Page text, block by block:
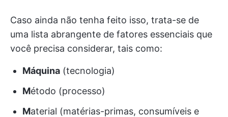
Caso ainda não tenha feito isso, trata-se de
uma lista abrangente de fatores essenciais que
você precisa considerar, tais como:
Máquina (tecnologia)
Método (processo)
Material (matérias-primas, consumíveis e